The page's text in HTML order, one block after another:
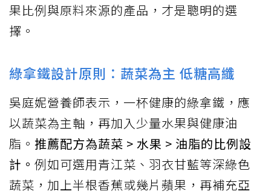
果比例與原料來源的產品，才是聰明的選
擇。
綠拿鐵設計原則：蔬菜為主 低糖高纖
吳庭妮營養師表示，一杯健康的綠拿鐵，應
以蔬菜為主軸，再加入少量水果與健康油
脂。 推薦配方為蔬菜 > 水果 > 油脂的比例設
計。 例如可選用青江菜、羽衣甘藍等深綠色
蔬菜，加上半根香蕉或幾片蘋果，再補充亞